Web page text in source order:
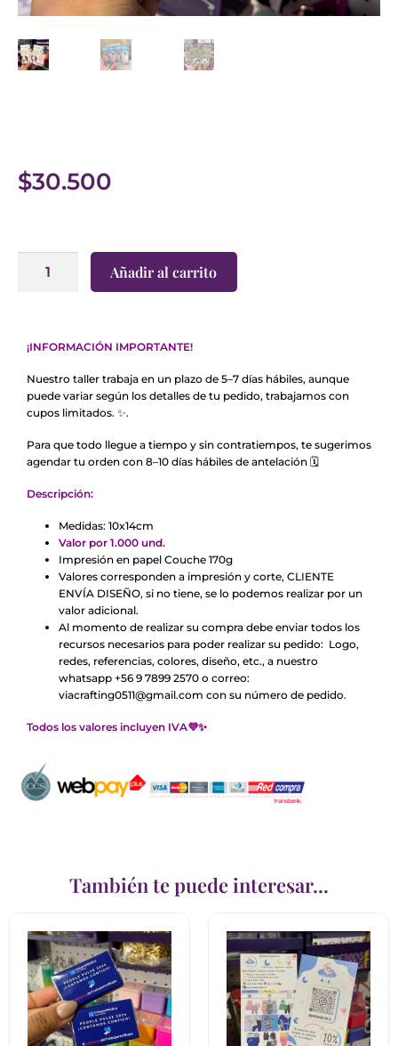
$30.500
Añadir al carrito
¡INFORMACIÓN IMPORTANTE!
Nuestro taller trabaja en un plazo de 5–7 días hábiles, aunque
puede variar según los detalles de tu pedido, trabajamos con
cupos limitados. ✨.
Para que todo llegue a tiempo y sin contratiempos, te sugerimos
agendar tu orden con 8–10 días hábiles de antelación 🗓️
Descripción:
Medidas: 10x14cm
Valor por 1.000 und.
Impresión en papel Couche 170g
Valores corresponden a impresión y corte, CLIENTE
ENVÍA DISEÑO, si no tiene, se lo podemos realizar por un
valor adicional.
Al momento de realizar su compra debe enviar todos los
recursos necesarios para poder realizar su pedido: Logo,
redes, referencias, colores, diseño, etc., a nuestro
whatsapp +56 9 7899 2570 o correo:
viacrafting0511@gmail.com con su número de pedido.
Todos los valores incluyen IVA💜✨
También te puede interesar...